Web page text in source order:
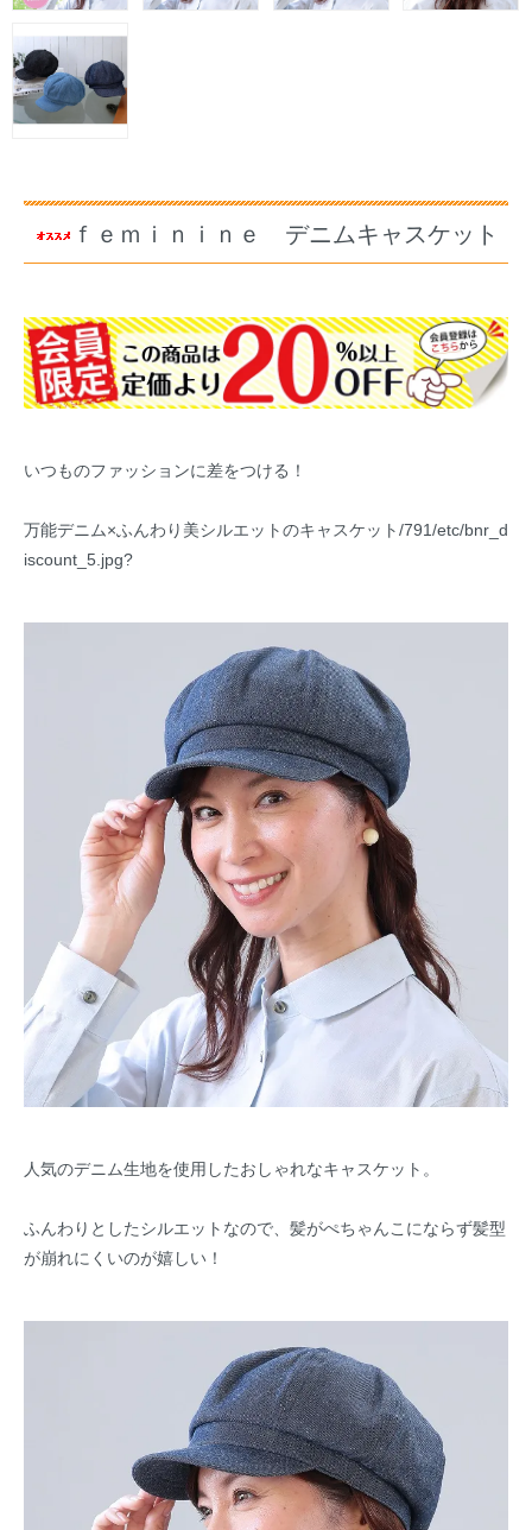
ｆｅｍｉｎｉｎｅ デニムキャスケット
いつものファッションに差をつける！
万能デニム×ふんわり美シルエットのキャスケット/791/etc/bnr_d
iscount_5.jpg?
人気のデニム生地を使用したおしゃれなキャスケット。
ふんわりとしたシルエットなので、髪がぺちゃんこにならず髪型
が崩れにくいのが嬉しい！